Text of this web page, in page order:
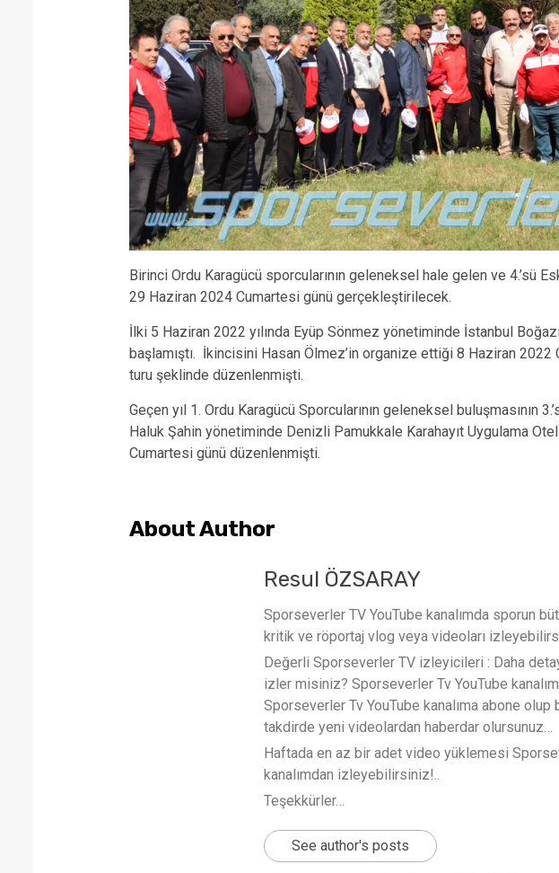
Birinci Ordu Karagücü sporcularının geleneksel hale gelen ve 4.’sü
29 Haziran 2024 Cumartesi günü gerçekleştirilecek.
İlki 5 Haziran 2022 yılında Eyüp Sönmez yönetiminde İstanbul
başlamıştı. İkincisini Hasan Ölmez’in organize ettiği 8 Haziran 2022
turu şeklinde düzenlenmişti.
Geçen yıl 1. Ordu Karagücü Sporcularının geleneksel buluşmasının
Haluk Şahin yönetiminde Denizli Pamukkale Karahayıt Uygulama
Cumartesi günü düzenlenmişti.
About Author
Resul ÖZSARAY
Sporseverler TV YouTube kanalımda sporun
kritik ve röportaj vlog veya videoları
Değerli Sporseverler TV izleyicileri : Daha
izler misiniz? Sporseverler Tv YouTube
Sporseverler Tv YouTube kanalıma abone olup
takdirde yeni videolardan haberdar olursunuz…
Haftada en az bir adet video yüklemesi
kanalımdan izleyebilirsiniz!..
Teşekkürler…
See author's posts